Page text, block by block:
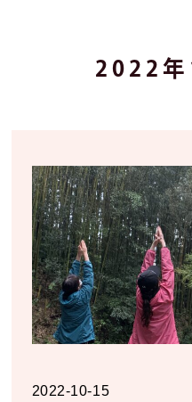
2022
2022-10-15